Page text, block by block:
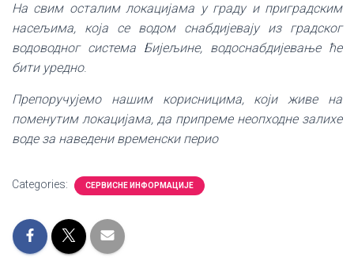
На свим осталим локацијама у граду и приградским
насељима, која се водом снабдијевају из градског
водоводног система Бијељине, водоснабдијевање ће
бити уредно.
Препоручујемо нашим корисницима, који живе на
поменутим локацијама, да припреме неопходне залихе
воде за наведени временски перио
Categories: СЕРВИСНЕ ИНФОРМАЦИЈЕ